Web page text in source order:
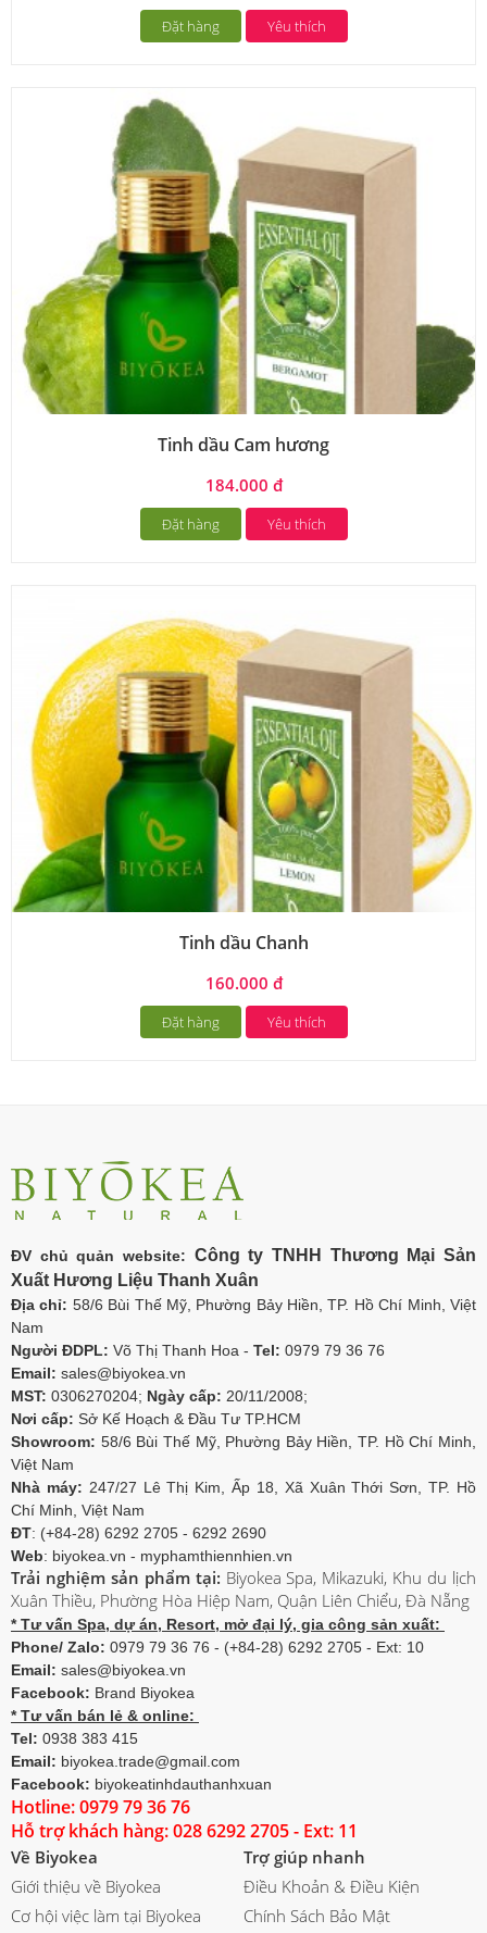
Đặt hàng Yêu thích
Tinh dầu Cam hương
184.000 đ
Đặt hàng Yêu thích
Tinh dầu Chanh
160.000 đ
Đặt hàng Yêu thích
ĐV chủ quản website: Công ty TNHH Thương Mại Sản
Xuất Hương Liệu Thanh Xuân
Địa chỉ: 58/6 Bùi Thế Mỹ, Phường Bảy Hiền, TP. Hồ Chí Minh, Việt
Nam
Người ĐDPL: Võ Thị Thanh Hoa - Tel: 0979 79 36 76
Email: sales@biyokea.vn
MST: 0306270204; Ngày cấp: 20/11/2008;
Nơi cấp: Sở Kế Hoạch & Đầu Tư TP.HCM
Showroom: 58/6 Bùi Thế Mỹ, Phường Bảy Hiền, TP. Hồ Chí Minh,
Việt Nam
Nhà máy: 247/27 Lê Thị Kim, Ấp 18, Xã Xuân Thới Sơn, TP. Hồ
Chí Minh, Việt Nam
ĐT: (+84-28) 6292 2705 - 6292 2690
Web: biyokea.vn - myphamthiennhien.vn
Trải nghiệm sản phẩm tại: Biyokea Spa, Mikazuki, Khu du lịch
Xuân Thiều, Phường Hòa Hiệp Nam, Quận Liên Chiểu, Đà Nẵng
* Tư vấn Spa, dự án, Resort, mở đại lý, gia công sản xuất:
Phone/ Zalo: 0979 79 36 76 - (+84-28) 6292 2705 - Ext: 10
Email: sales@biyokea.vn
Facebook: Brand Biyokea
* Tư vấn bán lẻ & online:
Tel: 0938 383 415
Email: biyokea.trade@gmail.com
Facebook: biyokeatinhdauthanhxuan
Hotline: 0979 79 36 76
Hỗ trợ khách hàng: 028 6292 2705 - Ext: 11
Về Biyokea
Giới thiệu về Biyokea
Cơ hội việc làm tại Biyokea
Trợ giúp nhanh
Điều Khoản & Điều Kiện
Chính Sách Bảo Mật